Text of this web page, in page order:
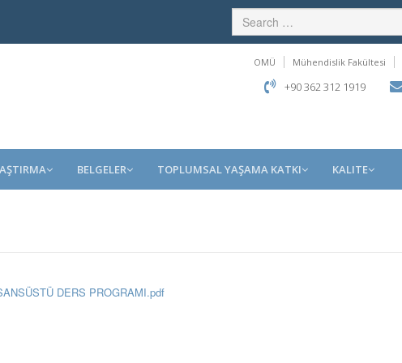
OMÜ Mühendislik Fakültesi
+90 362 312 1919
BELGELER TOPLUMSAL YAŞAMA KATKI KALITE
DERS PROGRAMI.pdf